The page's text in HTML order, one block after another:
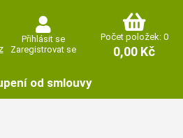
Přihlásit se
Zaregistrovat se
Počet položek: 0
0,00 Kč
od smlouvy